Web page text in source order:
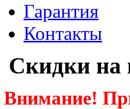
Гарантия
Контакты
Скидки на
Внимание!